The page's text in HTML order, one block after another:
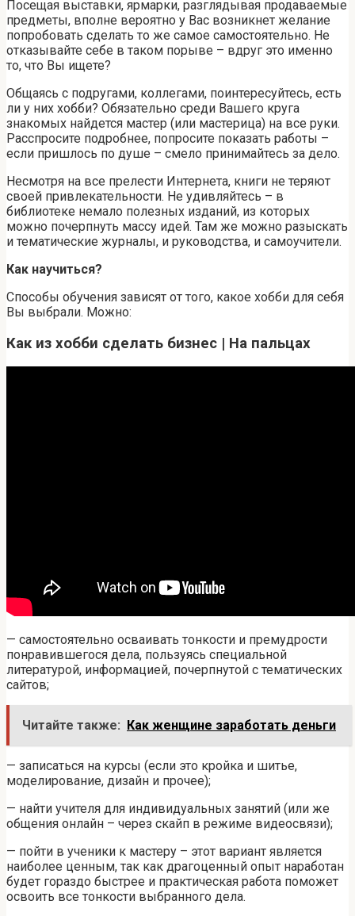
Посещая выставки, ярмарки, разглядывая продаваемые
предметы, вполне вероятно у Вас возникнет желание
попробовать сделать то же самое самостоятельно. Не
отказывайте себе в таком порыве – вдруг это именно
то, что Вы ищете?
Общаясь с подругами, коллегами, поинтересуйтесь, есть
ли у них хобби? Обязательно среди Вашего круга
знакомых найдется мастер (или мастерица) на все руки.
Расспросите подробнее, попросите показать работы –
если пришлось по душе – смело принимайтесь за дело.
Несмотря на все прелести Интернета, книги не теряют
своей привлекательности. Не удивляйтесь – в
библиотеке немало полезных изданий, из которых
можно почерпнуть массу идей. Там же можно разыскать
и тематические журналы, и руководства, и самоучители.
Как научиться?
Способы обучения зависят от того, какое хобби для себя
Вы выбрали. Можно:
Как из хобби сделать бизнес | На пальцах
— самостоятельно осваивать тонкости и премудрости
понравившегося дела, пользуясь специальной
литературой, информацией, почерпнутой с тематических
сайтов;
Читайте также: Как женщине заработать деньги
— записаться на курсы (если это кройка и шитье,
моделирование, дизайн и прочее);
— найти учителя для индивидуальных занятий (или же
общения онлайн – через скайп в режиме видеосвязи);
— пойти в ученики к мастеру – этот вариант является
наиболее ценным, так как драгоценный опыт наработан
будет гораздо быстрее и практическая работа поможет
освоить все тонкости выбранного дела.